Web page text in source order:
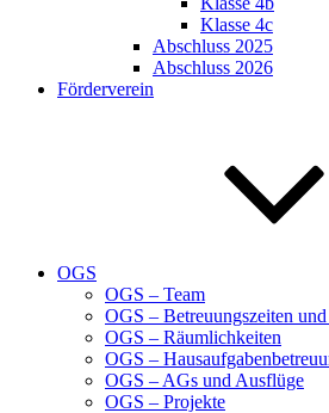
Klasse 4c
Abschluss 2025
Abschluss 2026
Förderverein
OGS
OGS – Team
OGS – Betreuungszeiten
OGS – Räumlichkeiten
OGS –
OGS – AGs und Ausflüge
OGS – Projekte